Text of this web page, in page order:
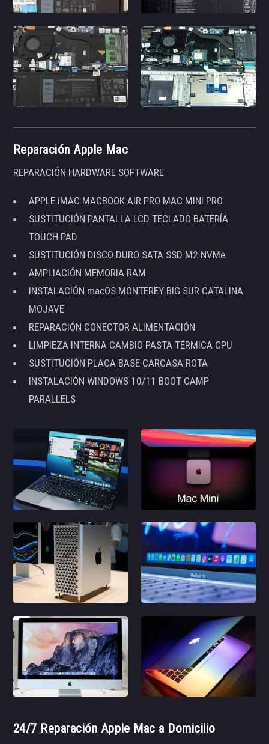
Reparación Apple Mac
REPARACIÓN HARDWARE SOFTWARE
APPLE iMAC MACBOOK AIR PRO MAC MINI PRO
SUSTITUCIÓN PANTALLA LCD TECLADO BATERÍA
TOUCH PAD
SUSTITUCIÓN DISCO DURO SATA SSD M2 NVMe
AMPLIACIÓN MEMORIA RAM
INSTALACIÓN macOS MONTEREY BIG SUR CATALINA
MOJAVE
REPARACIÓN CONECTOR ALIMENTACIÓN
LIMPIEZA INTERNA CAMBIO PASTA TÉRMICA CPU
SUSTITUCIÓN PLACA BASE CARCASA ROTA
INSTALACIÓN WINDOWS 10/11 BOOT CAMP
PARALLELS
24/7 Reparación Apple Mac a Domicilio